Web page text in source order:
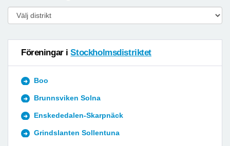
Föreningar iStockholmsdistriktet
Boo
Brunnsviken Solna
Enskededalen-Skarpnäck
Grindslanten Sollentuna